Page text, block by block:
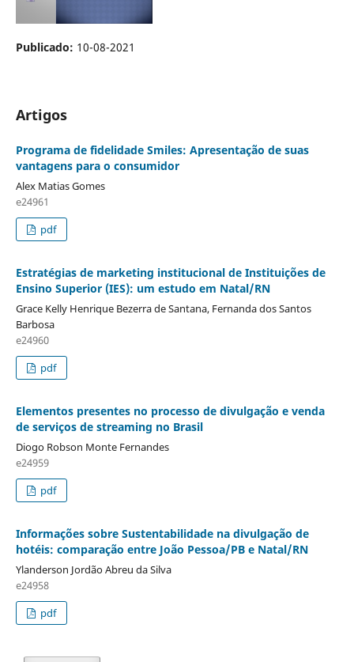
Publicado: 10-08-2021
Artigos
Programa de fidelidade Smiles: Apresentação de suas
vantagens para o consumidor
Alex Matias Gomes
e24961
pdf
Estratégias de marketing institucional de Instituições de
Ensino Superior (IES): um estudo em Natal/RN
Grace Kelly Henrique Bezerra de Santana, Fernanda dos Santos
Barbosa
e24960
pdf
Elementos presentes no processo de divulgação e venda
de serviços de streaming no Brasil
Diogo Robson Monte Fernandes
e24959
pdf
Informações sobre Sustentabilidade na divulgação de
hotéis: comparação entre João Pessoa/PB e Natal/RN
Ylanderson Jordão Abreu da Silva
e24958
pdf